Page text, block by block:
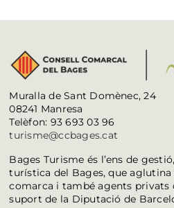
Muralla de Sant Domènec, 24
08241 Manresa
Telèfon: 93 693 03 96
turisme@ccbages.cat
Bages Turisme és l’ens de
turística del Bages, que
comarca i també agents
suport de la Diputació de